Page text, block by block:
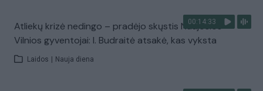
00:14:33
Atliekų krizė nedingo – pradėjo skųstis Naujosios
Vilnios gyventojai: I. Budraitė atsakė, kas vyksta
Laidos Nauja diena